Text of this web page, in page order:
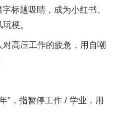
标题吸睛，成为小红书、
梗。
高压工作的疲惫，用自嘲
”，指暂停工作 / 学业，用